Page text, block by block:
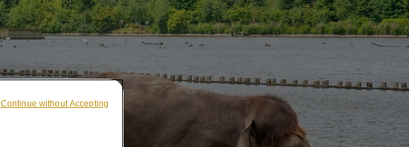
Continue without Accepting